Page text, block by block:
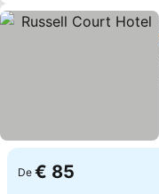
De € 85